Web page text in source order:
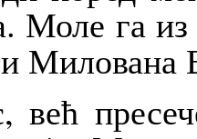
Моле га
Милована
већ